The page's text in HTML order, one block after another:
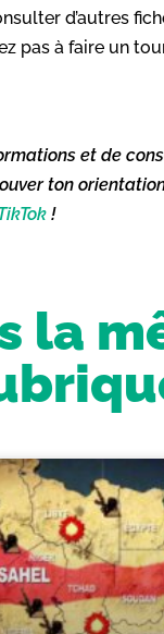
d’autres
pas à faire un
et de
ton
!
la